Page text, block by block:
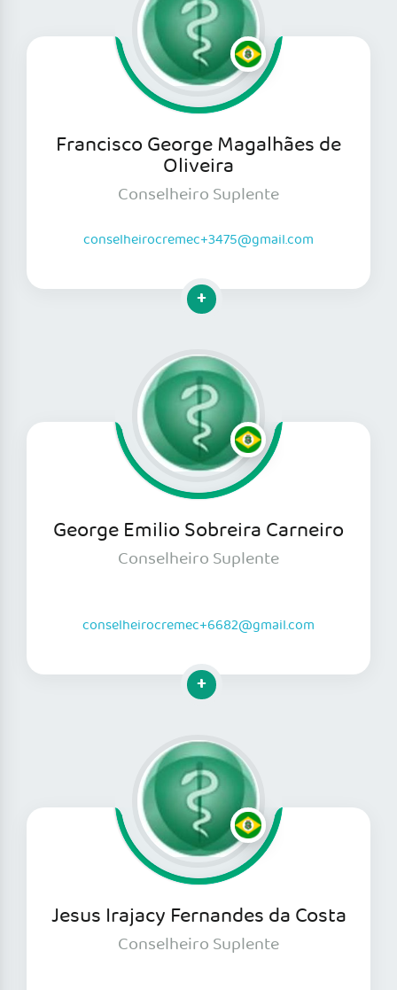
Francisco George Magalhães de
Oliveira
Conselheiro Suplente
conselheirocremec+3475@gmail.com
Clique para mais informações
George Emilio Sobreira Carneiro
Conselheiro Suplente
conselheirocremec+6682@gmail.com
Clique para mais informações
Jesus Irajacy Fernandes da Costa
Conselheiro Suplente